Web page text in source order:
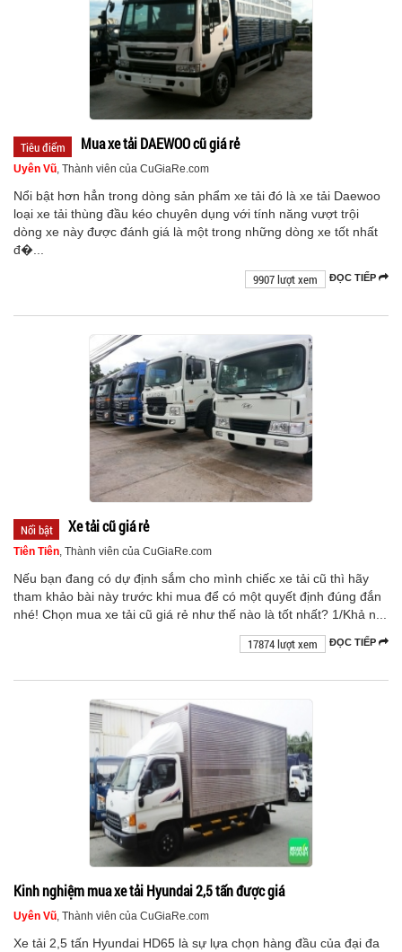
Tiêu điểm Mua xe tải DAEWOO cũ giá rẻ
Uyên Vũ, Thành viên của CuGiaRe.com
Nổi bật hơn hẳn trong dòng sản phẩm xe tải đó là xe tải Daewoo
loại xe tải thùng đầu kéo chuyên dụng với tính năng vượt trội
dòng xe này được đánh giá là một trong những dòng xe tốt nhất
đ�...
ĐỌC TIẾP
9907 lượt xem
Nổi bật Xe tải cũ giá rẻ
Tiên Tiên, Thành viên của CuGiaRe.com
Nếu bạn đang có dự định sắm cho mình chiếc xe tải cũ thì hãy
tham khảo bài này trước khi mua để có một quyết định đúng đắn
nhé! Chọn mua xe tải cũ giá rẻ như thế nào là tốt nhất? 1/Khả n...
ĐỌC TIẾP
17874 lượt xem
Kinh nghiệm mua xe tải Hyundai 2,5 tấn được giá
Uyên Vũ, Thành viên của CuGiaRe.com
Xe tải 2,5 tấn Hyundai HD65 là sự lựa chọn hàng đầu của đại đa